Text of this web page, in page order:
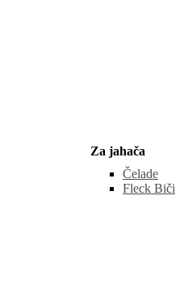
Za jahača
Čelade
Fleck Biči